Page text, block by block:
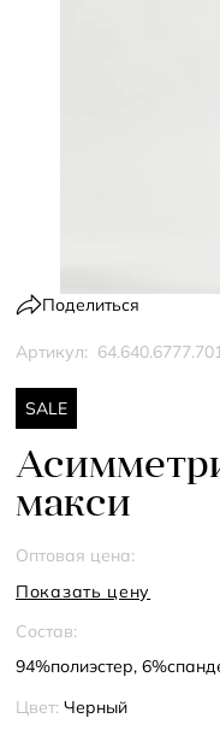
Поделиться
Артикул:
SALE
макси
Оптовая цена:
Показать цену
Состав:
94%полиэстер,
Цвет: Черный